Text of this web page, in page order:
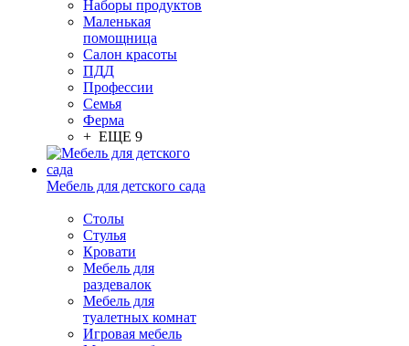
Наборы продуктов
Маленькая
помощница
Салон красоты
ПДД
Профессии
Семья
Ферма
+ ЕЩЕ 9
Мебель для детского сада
Столы
Cтулья
Кровати
Мебель для
раздевалок
Мебель для
туалетных комнат
Игровая мебель